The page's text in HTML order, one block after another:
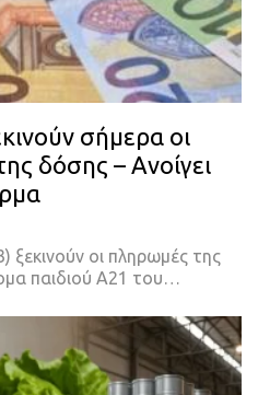
σήμερα οι
δόσης – Ανοίγει
οι πληρωμές της
παιδιού Α21 του…